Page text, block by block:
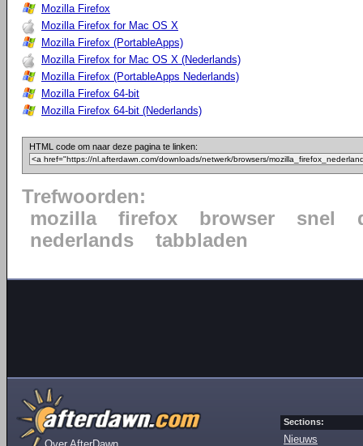
Mozilla Firefox
Mozilla Firefox for Mac OS X
Mozilla Firefox (PortableApps)
Mozilla Firefox for Mac OS X (Nederlands)
Mozilla Firefox (PortableApps Nederlands)
Mozilla Firefox 64-bit
Mozilla Firefox 64-bit (Nederlands)
HTML code om naar deze pagina te linken:
Trefwoorden:
mozilla
firefox browser snel
nederlands
tabbladen
Sections:
Nieuws